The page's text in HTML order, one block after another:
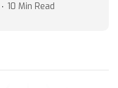
10 Min Read